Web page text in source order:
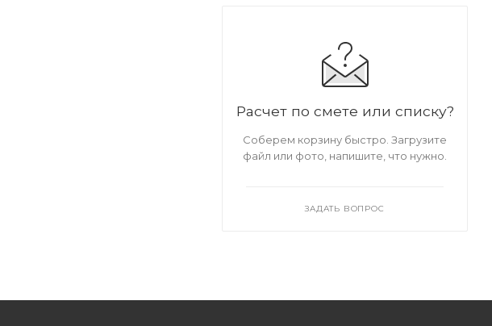
Расчет по смете или списку?
Соберем корзину быстро. Загрузите
файл или фото, напишите, что нужно.
ЗАДАТЬ ВОПРОС